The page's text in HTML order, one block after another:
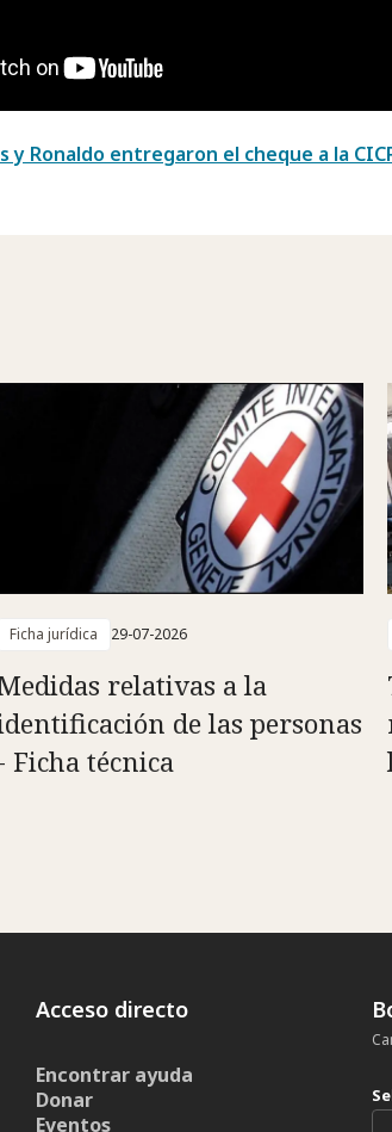
y Ronaldo entregaron el cheque a la
Ficha jurídica 29-07-2026
relativas a la
de las personas
Ficha técnica
Acceso directo
Encontrar ayuda
Donar
Eventos